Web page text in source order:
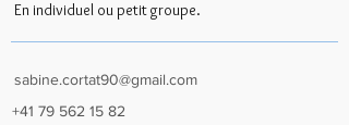
En individuel ou petit groupe.
sabine.cortat90@gmail.com
+41 79 562 15 82